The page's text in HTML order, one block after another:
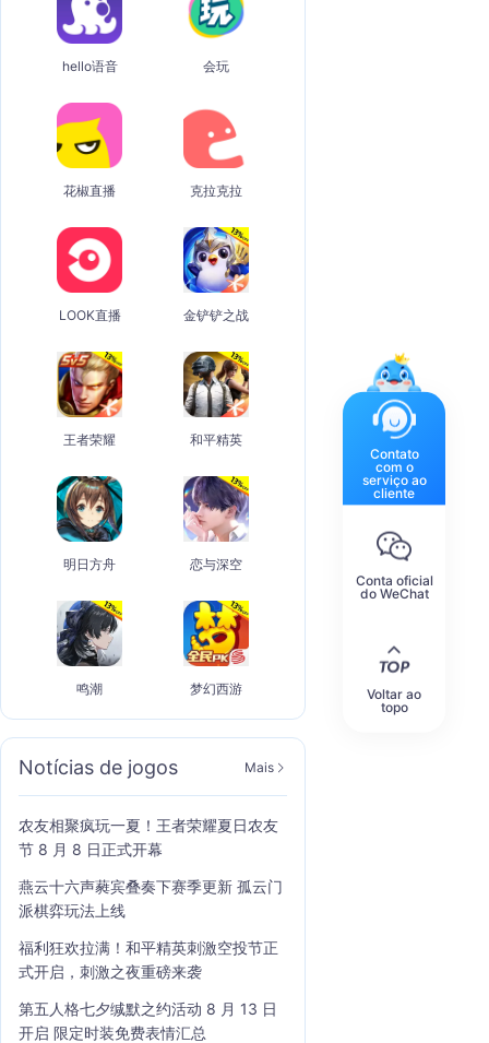
hello语音 会玩
花椒直播 克拉克拉
LOOK直播 金铲铲之战
王者荣耀 和平精英
明日方舟 恋与深空
鸣潮 梦幻西游
Notícias de jogos Mais
农友相聚疯玩一夏！王者荣耀夏日农友
节 8 月 8 日正式开幕
燕云十六声蕤宾叠奏下赛季更新 孤云门
派棋弈玩法上线
福利狂欢拉满！和平精英刺激空投节正
式开启，刺激之夜重磅来袭
第五人格七夕缄默之约活动 8 月 13 日
开启 限定时装免费表情汇总
Contato
com o
serviço ao
cliente
Conta oficial
do WeChat
Voltar ao
topo